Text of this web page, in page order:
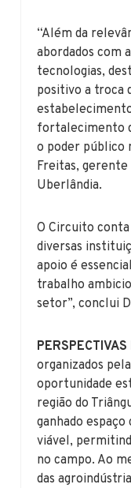
“Além da
abordados com
tecnologias,
positivo a troca
fortalecimento
o poder público
Freitas, gerente
Uberlândia.
O Circuito
diversas
apoio é
trabalho
setor”, conclui
PERSPECTIVAS
organizados
oportunidade
região do
ganhado
viável,
no campo. Ao
das